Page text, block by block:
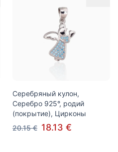
Серебряный кулон,
Серебро 925°, родий
(покрытие), Цирконы
20.15 € 18.13 €